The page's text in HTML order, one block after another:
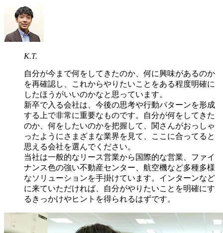
K.T.
自分が今まで何をしてきたのか、何に興味があるのか
を再確認し、これからやりたいことをある程度明確に
したほうがいいのかなと思っています。
新卒で入る会社は、今後の思考や行動パターンを形成
する上で非常に重要なものです。自分が何をしてきた
のか、何をしたいのかを把握して、関さんがおっしゃ
ったようにさまざまな業界を見て、ここに合ってると
思える会社を選んでください。
当社は一般的なリース営業から国際的な営業、ファイ
ナンス色の強い不動産センター、航空機など多種多様
なソリューションを手掛けています。インターンなど
に来ていただければ、自分がやりたいことを明確にす
るきっかけやヒントを得られるはずです。